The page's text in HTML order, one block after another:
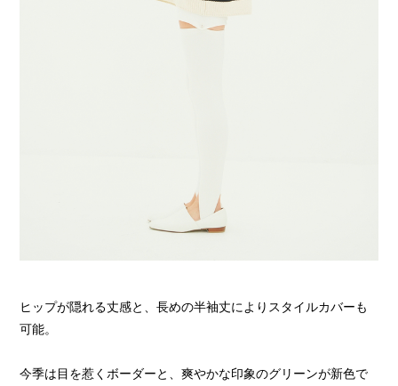
ヒップが隠れる丈感と、長めの半袖丈によりスタイルカバーも
可能。
今季は目を惹くボーダーと、爽やかな印象のグリーンが新色で